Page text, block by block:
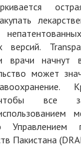
версий.
врачи начнут
может
все
Управлением
Пакистана